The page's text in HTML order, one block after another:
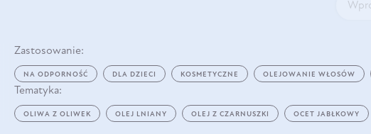
Zastosowanie:
NA ODPORNOŚĆ DLA DZIECI KOSMETYCZNE OLEJOWANIE WŁOSÓW
Tematyka:
OLIWA Z OLIWEK OLEJ LNIANY OLEJ Z CZARNUSZKI OCET JABŁKOWY